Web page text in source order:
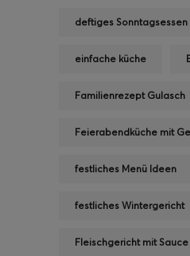
deftiges Sonntagsessen
einfache küche
Familienrezept Gulasch
Feierabendküche mit
festliches Menü Ideen
festliches Wintergericht
Fleischgericht mit Sauce